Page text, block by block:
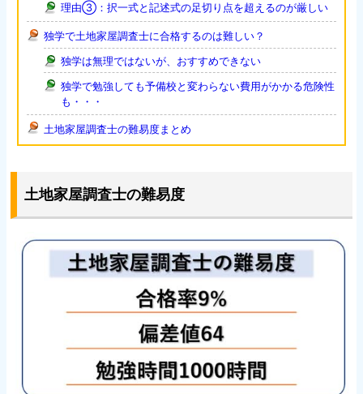
理由③：択一式と記述式の足切り点を超えるのが厳しい
独学で土地家屋調査士に合格するのは難しい？
独学は無理ではないが、おすすめできない
独学で勉強しても予備校と変わらない費用がかかる危険性
も・・・
土地家屋調査士の難易度まとめ
土地家屋調査士の難易度